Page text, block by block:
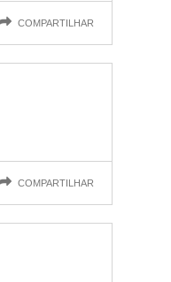
COMPARTILHAR
COMPARTILHAR